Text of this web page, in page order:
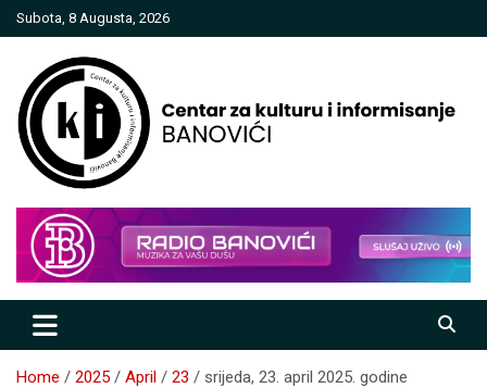
Skip
to
Subota, 8 Augusta, 2026
Centar za kulturu i informisanje
Banovići
Home 2025 April 23 srijeda, 23. april 2025. godine